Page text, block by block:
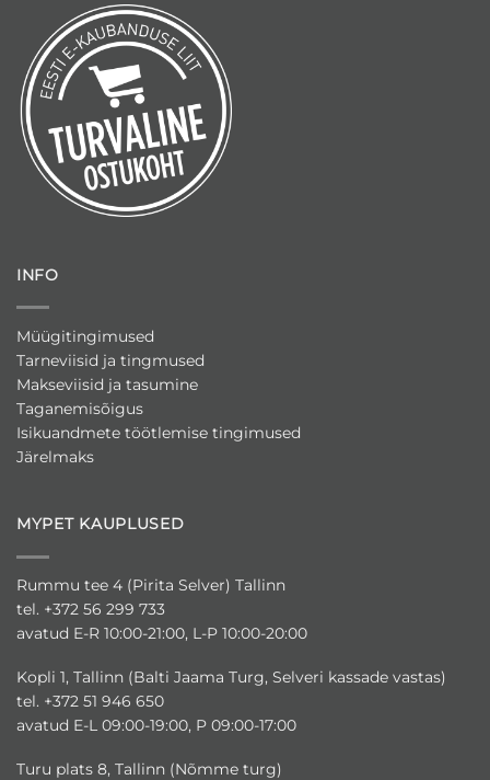
INFO
Müügitingimused
Tarneviisid ja tingmused
Makseviisid ja tasumine
Taganemisõigus
Isikuandmete töötlemise tingimused
Järelmaks
MYPET KAUPLUSED
Rummu tee 4 (Pirita Selver) Tallinn
tel. +372 56 299 733
avatud E-R 10:00-21:00, L-P 10:00-20:00
Kopli 1, Tallinn (Balti Jaama Turg, Selveri kassade vastas)
tel. +372 51 946 650
avatud E-L 09:00-19:00, P 09:00-17:00
Turu plats 8, Tallinn (Nõmme turg)